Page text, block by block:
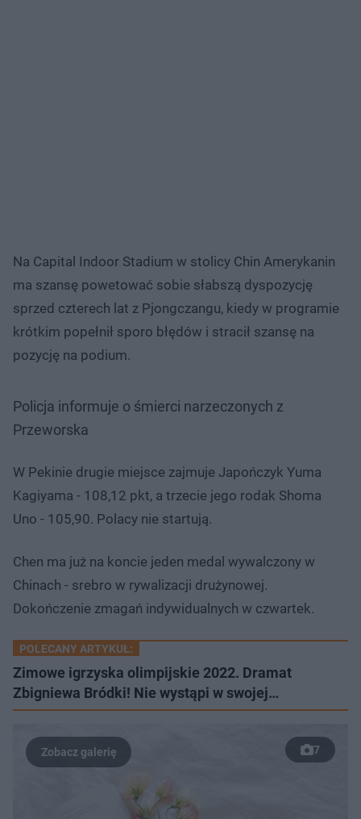
Na Capital Indoor Stadium w stolicy Chin Amerykanin
ma szansę powetować sobie słabszą dyspozycję
sprzed czterech lat z Pjongczangu, kiedy w programie
krótkim popełnił sporo błędów i stracił szansę na
pozycję na podium.
Policja informuje o śmierci narzeczonych z
Przeworska
W Pekinie drugie miejsce zajmuje Japończyk Yuma
Kagiyama - 108,12 pkt, a trzecie jego rodak Shoma
Uno - 105,90. Polacy nie startują.
Chen ma już na koncie jeden medal wywalczony w
Chinach - srebro w rywalizacji drużynowej.
Dokończenie zmagań indywidualnych w czwartek.
POLECANY ARTYKUŁ:
Zimowe igrzyska olimpijskie 2022. Dramat
Zbigniewa Bródki! Nie wystąpi w swojej…
7